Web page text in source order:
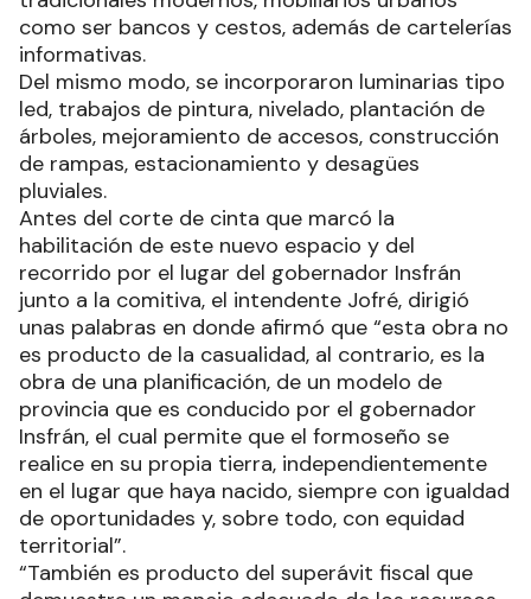
como ser bancos y cestos, además de cartelerías
informativas.
Del mismo modo, se incorporaron luminarias tipo
led, trabajos de pintura, nivelado, plantación de
árboles, mejoramiento de accesos, construcción
de rampas, estacionamiento y desagües
pluviales.
Antes del corte de cinta que marcó la
habilitación de este nuevo espacio y del
recorrido por el lugar del gobernador Insfrán
junto a la comitiva, el intendente Jofré, dirigió
unas palabras en donde afirmó que “esta obra no
es producto de la casualidad, al contrario, es la
obra de una planificación, de un modelo de
provincia que es conducido por el gobernador
Insfrán, el cual permite que el formoseño se
realice en su propia tierra, independientemente
en el lugar que haya nacido, siempre con igualdad
de oportunidades y, sobre todo, con equidad
territorial”.
“También es producto del superávit fiscal que